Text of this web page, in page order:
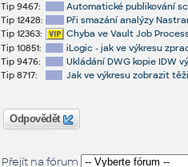
Tip 9467:
Automatické publikování
Tip 12428:
Při smazání analýzy
Tip 12363:
Chyba ve Vault Job
Tip 10851:
iLogic - jak ve výkresu
Tip 9476:
Ukládání DWG kopie IDW
Tip 8717:
Jak ve výkresu zobrazit
Odpovědět
Přejít na fórum